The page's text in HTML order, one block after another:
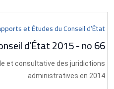
et Études du Conseil d’État
d’État 2015 - no 66
et consultative des juridictions
administratives en 2014